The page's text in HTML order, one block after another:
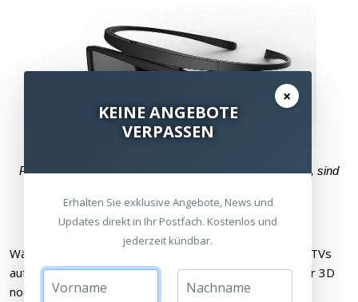
Passende 3D-Brillen müssen separat erstanden werden, sind
Während einige Hersteller bei den Beamern und LaserTVs
auf 3D verzichten, erkennen andere wiederum, dass für 3D
noch ein Markt im Großbildsegment besteht. So auch
×
KEINE ANGEBOTE
VERPASSEN
Erhalten Sie exklusive Angebote, News und
Updates direkt in Ihr Postfach. Kostenlos und
jederzeit kündbar.